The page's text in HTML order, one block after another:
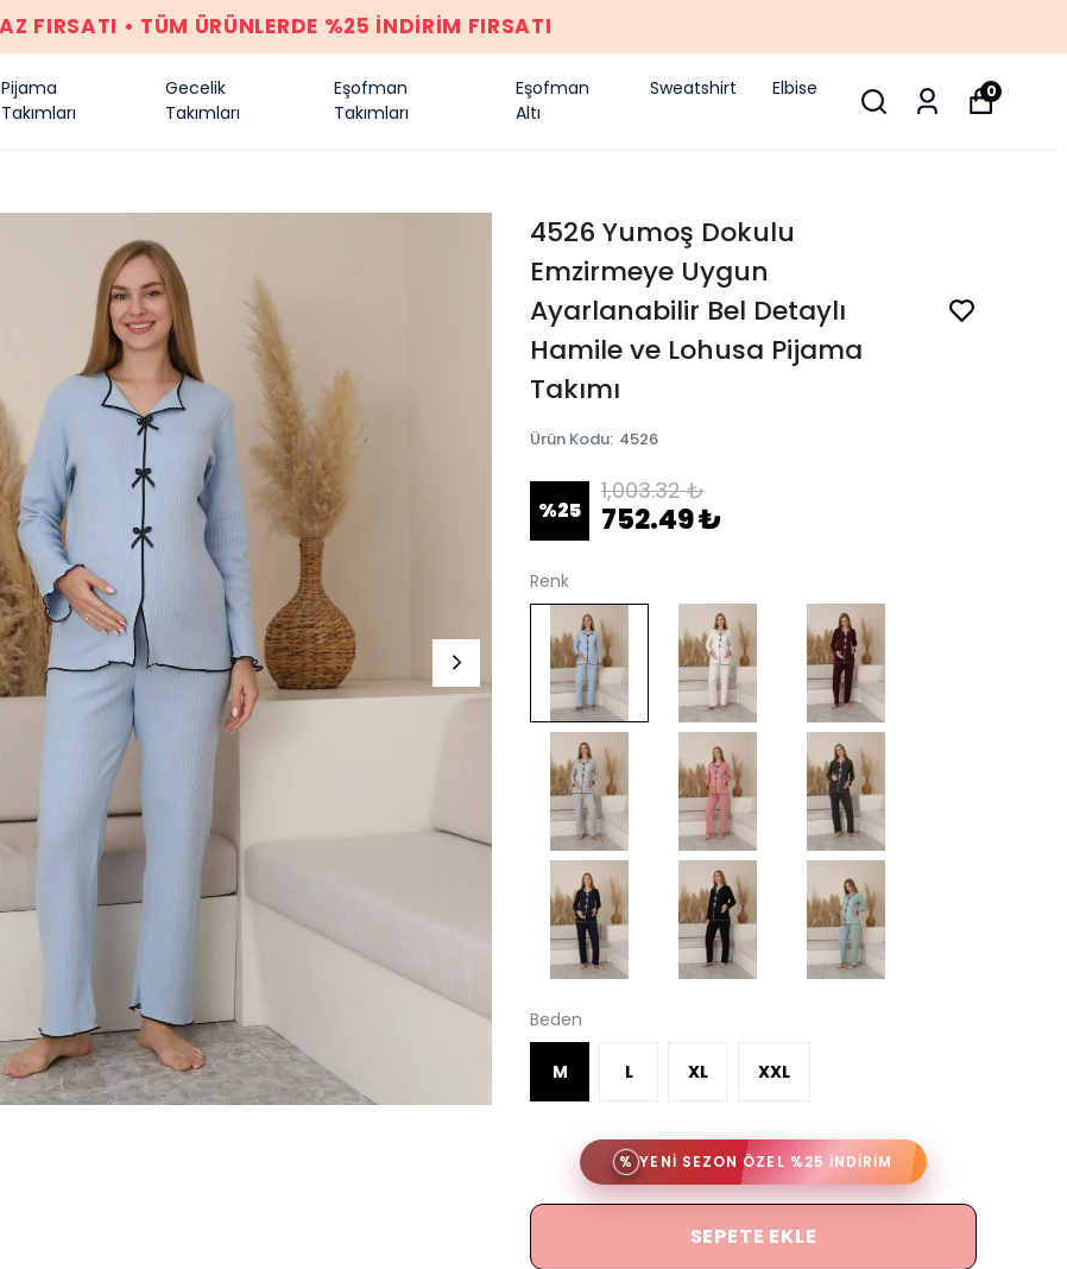
YAZ FIRSATI • TÜM ÜRÜNLERDE %25 İNDİRİM FIRSATI
Pijama
Takımları
Gecelik
Takımları
Eşofman
Takımları
Eşofman
Altı
Sweatshirt Elbise 0
4526 Yumoş Dokulu
Emzirmeye Uygun
Ayarlanabilir Bel Detaylı
Hamile ve Lohusa Pijama
Takımı
Ürün Kodu: 4526
%25
1,003.32 ₺
752.49 ₺
Renk
Beden
M L XL XXL
% YENİ SEZON ÖZEL %25 İNDİRİM
SEPETE EKLE